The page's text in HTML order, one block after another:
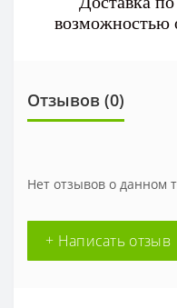
возможностью
Отзывов (0)
Нет отзывов о данном
+ Написать отзыв